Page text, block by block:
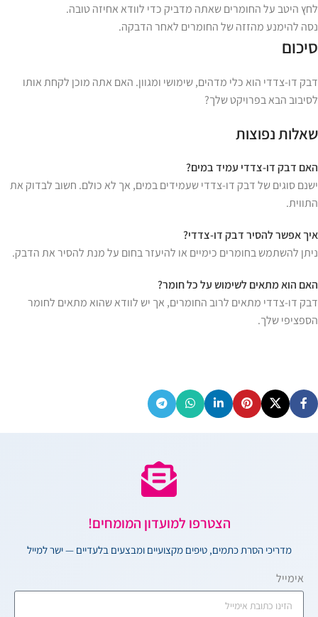
לחץ היטב על החומרים שאתה מדביק כדי לוודא אחיזה טובה.
נסה להימנע מהזזה של החומרים לאחר הדבקה.
סיכום
דבק דו-צדדי הוא כלי מדהים, שימושי ומגוון. האם אתה מוכן לקחת אותו
לסיבוב הבא בפרויקט שלך?
שאלות נפוצות
האם דבק דו-צדדי עמיד במים?
ישנם סוגים של דבק דו-צדדי שעמידים במים, אך לא כולם. חשוב לבדוק את
התווית.
איך אפשר להסיר דבק דו-צדדי?
ניתן להשתמש בחומרים כימיים או להיעזר בחום על מנת להסיר את הדבק.
האם הוא מתאים לשימוש על כל חומר?
דבק דו-צדדי מתאים לרוב החומרים, אך יש לוודא שהוא מתאים לחומר
הספציפי שלך.
הצטרפו למועדון המומחים!
מדריכי הסרת כתמים, טיפים מקצועיים ומבצעים בלעדיים — ישר למייל
אימייל